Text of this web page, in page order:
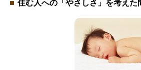
住む人への「やさしさ」を考えた